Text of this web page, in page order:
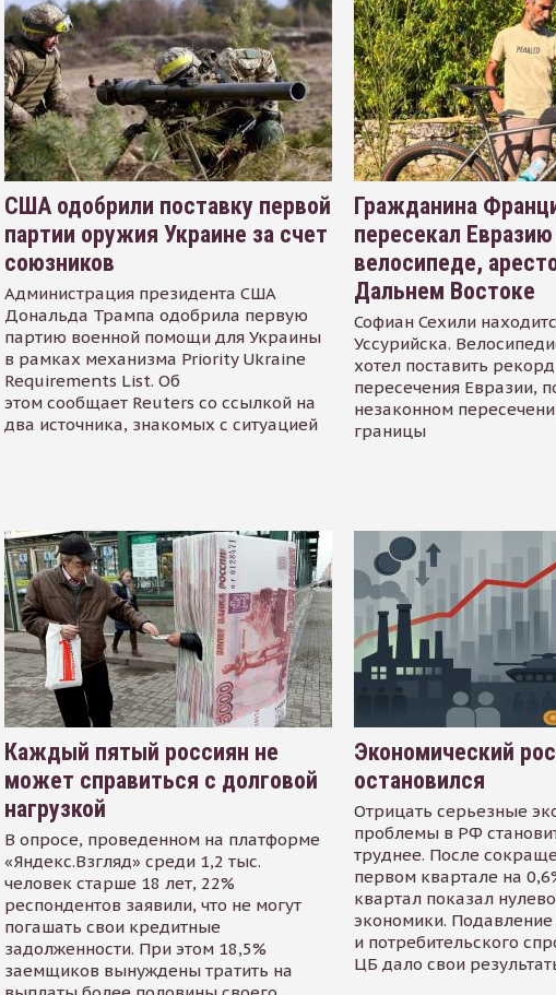
США одобрили поставку первой
партии оружия Украине за счет
союзников
Администрация президента США
Дональда Трампа одобрила первую
партию военной помощи для Украины
в рамках механизма Priority Ukraine
Requirements List. Об
этом сообщает Reuters со ссылкой на
два источника, знакомых с ситуацией
Гражданина
пересекал Евразию
велосипеде,
Дальнем Востоке
Софиан Сехили
Уссурийска.
хотел поставить
пересечения Евразии,
незаконном
границы
Каждый пятый россиян не
может справиться с долговой
нагрузкой
В опросе, проведенном на платформе
«Яндекс.Взгляд» среди 1,2 тыс.
человек старше 18 лет, 22%
респондентов заявили, что не могут
погашать свои кредитные
задолженности. При этом 18,5%
заемщиков вынуждены тратить на
Экономический
остановился
Отрицать серьезные
проблемы в РФ
труднее. После
первом квартале на
квартал показал
экономики.
и потребительского
ЦБ дало свои